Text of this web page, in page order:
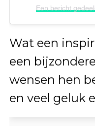
Wat een
een
wensen hen
en veel geluk